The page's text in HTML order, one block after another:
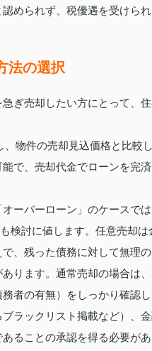
められず、税優遇を受けら
法の選択
ぎ売却したい方にとって、
、物件の売却見込価格と比較
で、売却代金でローンを完
ーバーローン」のケースで
検討に値します。任意売却
、残った債務に対して無理
ります。通常売却の場合は
者の有無）をしっかり確認
ラックリスト掲載など）、
ることの承認を得る必要が